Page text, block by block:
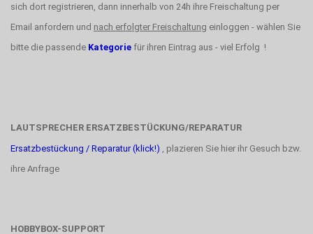
sich dort registrieren, dann innerhalb von 24h ihre Freischaltung per
Email anfordern und nach erfolgter Freischaltung einloggen - wählen Sie
bitte die passende Kategorie für ihren Eintrag aus - viel Erfolg !
LAUTSPRECHER ERSATZBESTÜCKUNG/REPARATUR
Ersatzbestückung / Reparatur (klick!) , plazieren Sie hier ihr Gesuch bzw.
ihre Anfrage
HOBBYBOX-SUPPORT